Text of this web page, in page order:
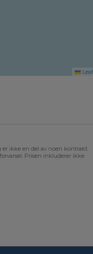
ikke en del av noen kontrakt.
Prisen inkluderer ikke